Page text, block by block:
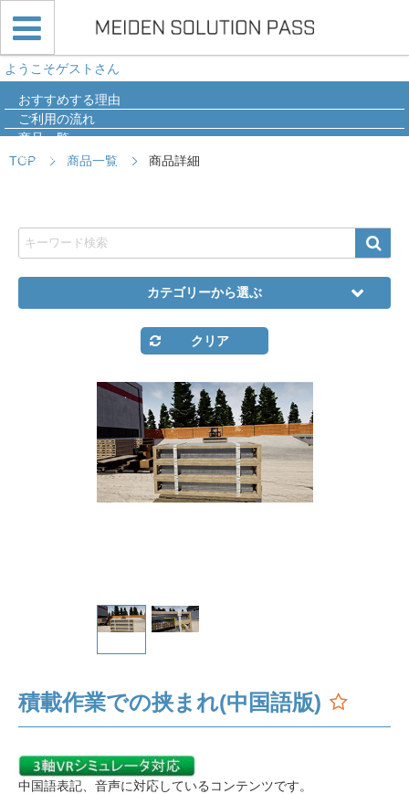
ようこそゲストさん
おすすめする理由
ご利用の流れ
商品一覧
導入事例
TOP 商品一覧 商品詳細
カテゴリーから選ぶ
クリア
積載作業での挟まれ(中国語版)
中国語表記、音声に対応しているコンテンツです。